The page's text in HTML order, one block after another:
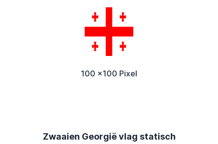
100 x100 Pixel
Zwaaien Georgië vlag statisch